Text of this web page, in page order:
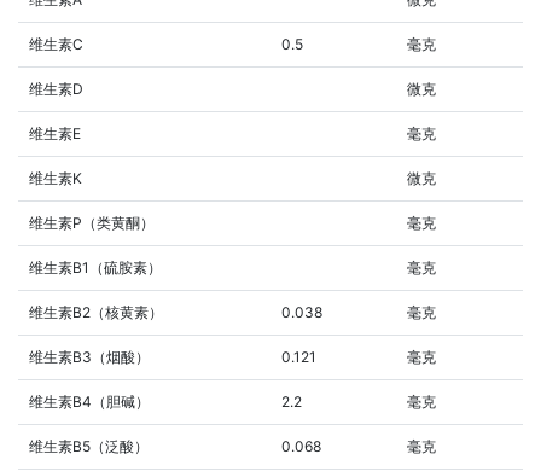
维生素C 0.5 毫克
维生素D 微克
维生素E 毫克
维生素K 微克
维生素P（类黄酮） 毫克
维生素B1（硫胺素） 毫克
维生素B2（核黄素） 0.038 毫克
维生素B3（烟酸） 0.121 毫克
维生素B4（胆碱） 2.2 毫克
维生素B5（泛酸） 0.068 毫克